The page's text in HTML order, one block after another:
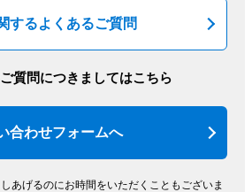
するよくあるご質問
質問につきましてはこちら
合わせフォームへ
あげるのにお時間をいただくこともございま